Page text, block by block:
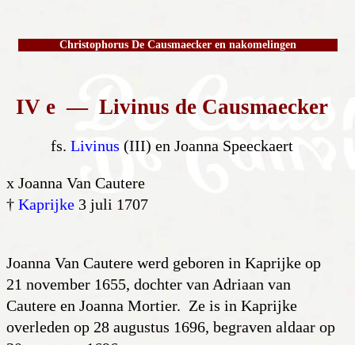
Christophorus De Causmaecker en nakomelingen
IV e — Livinus de Causmaecker
fs. Livinus (III) en Joanna Speeckaert
x Joanna Van Cautere
† Kaprijke 3 juli 1707
Joanna Van Cautere werd geboren in Kaprijke op
21 november 1655, dochter van Adriaan van
Cautere en Joanna Mortier. Ze is in Kaprijke
overleden op 28 augustus 1696, begraven aldaar op